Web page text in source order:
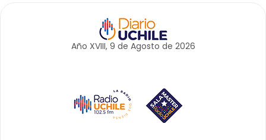
Año XVIII, 9 de Agosto de 2026